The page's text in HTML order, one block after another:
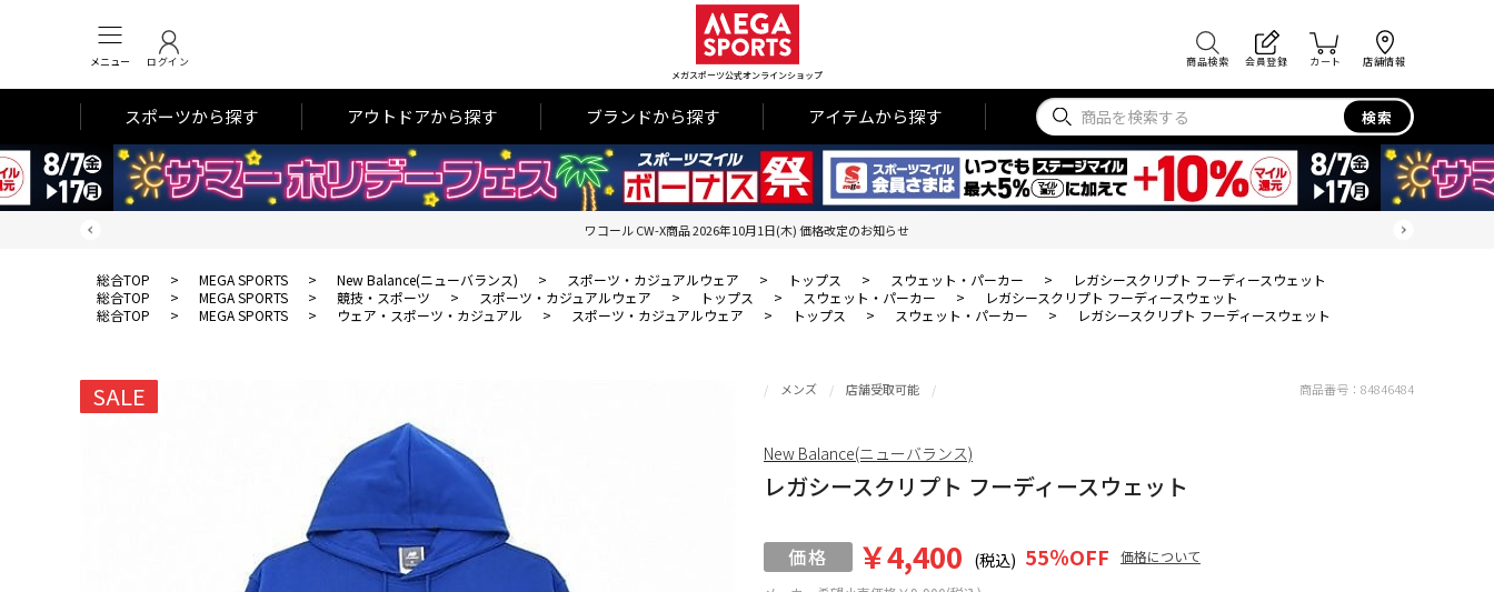
メニュー ログイン
メガスポーツ公式オンラインショップ
商品検索 会員登録 カート 店舗情報
スポーツから探す アウトドアから探す ブランドから探す アイテムから探す 検索
ワコール CW-X商品 2026年10月1日(木) 価格改定のお知らせ
総合TOP > MEGA SPORTS > New Balance(ニューバランス) > スポーツ・カジュアルウェア > トップス > スウェット・パーカー >
レガシースクリプト フーディースウェット
総合TOP
> MEGA SPORTS > 競技・スポーツ > スポーツ・カジュアルウェア > トップス > スウェット・パーカー >
レガシースクリプト フーディースウェット
総合TOP
> MEGA SPORTS > ウェア・スポーツ・カジュアル > スポーツ・カジュアルウェア > トップス > スウェット・パーカー > レガシースクリプト フーディースウェット
SALE メンズ 店舗受取可能
レガシースクリプト フーディースウェット
￥4,400 (税込) 55％OFF 価格について
商品番号： 84846484
New Balance(ニューバランス)